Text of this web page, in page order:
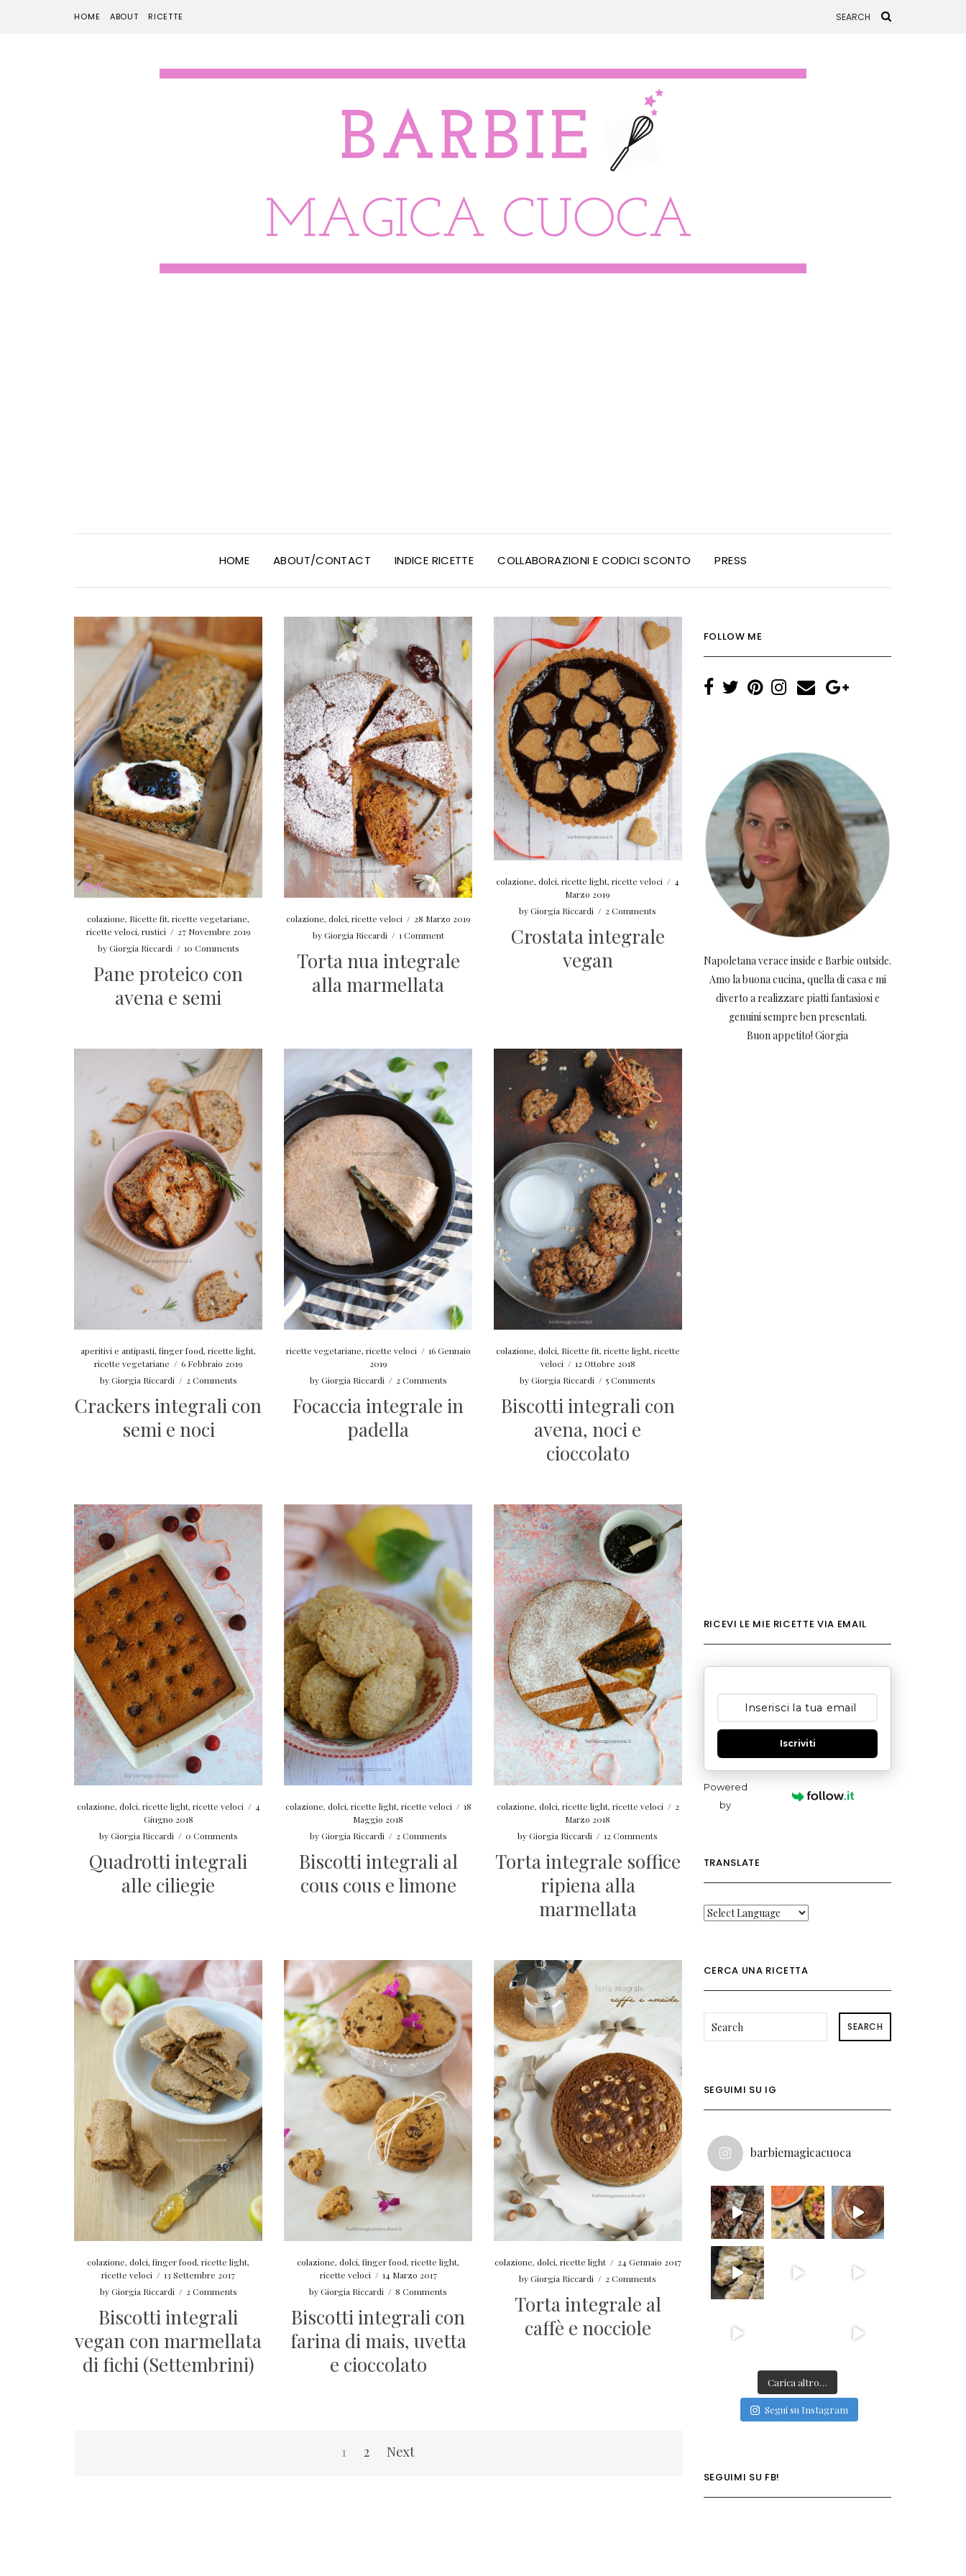
HOME ABOUT RICETTE
HOME ABOUT/CONTACT INDICE RICETTE COLLABORAZIONI E CODICI SCONTO PRESS
colazione, Ricette fit,ricette vegetariane,
ricette veloci, rustici / 27 Novembre 2019
byGiorgia Riccardi / 10 Comments
Pane proteico con
avena e semi
colazione, dolci, ricette veloci / 28 Marzo 2019
byGiorgia Riccardi / 1 Comment
Torta nua integrale
alla marmellata
colazione,dolci,ricette light,ricette veloci / 4
Marzo 2019
byGiorgia Riccardi / 2 Comments
Crostata integrale
vegan
aperitivi e antipasti,finger food,ricette light,
ricette vegetariane / 6 Febbraio 2019
byGiorgia Riccardi / 2 Comments
Crackers integrali con
semi e noci
ricette vegetariane, ricette veloci / 16 Gennaio
2019
byGiorgia Riccardi / 2 Comments
Focaccia integrale in
padella
colazione, dolci, Ricette fit, ricette light, ricette
veloci / 12 Ottobre 2018
byGiorgia Riccardi / 5 Comments
Biscotti integrali con
avena, noci e
cioccolato
colazione, dolci, ricette light, ricette veloci / 4
Giugno 2018
byGiorgia Riccardi / 0 Comments
Quadrotti integrali
alle ciliegie
colazione, dolci, ricette light, ricette veloci / 18
Maggio 2018
byGiorgia Riccardi / 2 Comments
Biscotti integrali al
cous cous e limone
colazione, dolci, ricette light, ricette veloci / 2
Marzo 2018
byGiorgia Riccardi / 12 Comments
Torta integrale soffice
ripiena alla
marmellata
colazione,dolci,finger food,ricette light,
ricette veloci / 13 Settembre 2017
byGiorgia Riccardi / 2 Comments
Biscotti integrali
vegan con marmellata
di fichi (Settembrini)
colazione,dolci,finger food,ricette light,
ricette veloci / 14 Marzo 2017
byGiorgia Riccardi / 8 Comments
Biscotti integrali con
farina di mais, uvetta
e cioccolato
colazione, dolci, ricette light / 24 Gennaio 2017
byGiorgia Riccardi / 2 Comments
Torta integrale al
caffè e nocciole
1 2 Next
FOLLOW ME
Napoletana verace inside e Barbie outside.
Amo la buona cucina, quella di casa e mi
diverto a realizzare piatti fantasiosi e
genuini sempre ben presentati.
Buon appetito! Giorgia
RICEVI LE MIE RICETTE VIA EMAIL
Iscriviti
Powered
by
TRANSLATE
CERCA UNA RICETTA
SEARCH
SEGUIMI SU IG
barbiemagicacuoca
Carica altro…
Segui su Instagram
SEGUIMI SU FB!